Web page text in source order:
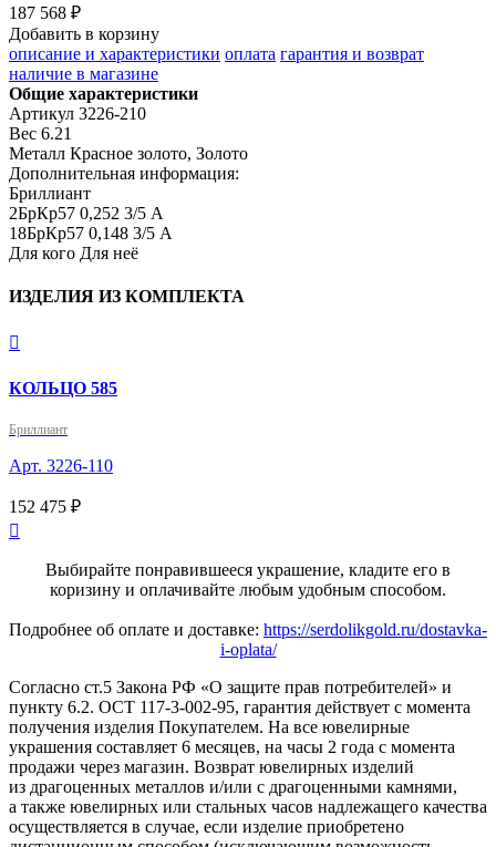
187 568 ₽
Добавить в корзину
описание и характеристики оплата гарантия и возврат
наличие в магазине
Общие характеристики
Артикул 3226-210
Вес 6.21
Металл Красное золото, Золото
Дополнительная информация:
Бриллиант
2БрКр57 0,252 3/5 А
18БрКр57 0,148 3/5 А
Для кого Для неё
ИЗДЕЛИЯ ИЗ КОМПЛЕКТА

КОЛЬЦО 585
Бриллиант
Арт. 3226-110
152 475 ₽

Выбирайте понравившееся украшение, кладите его в
коризину и оплачивайте любым удобным способом.
Подробнее об оплате и доставке: https://serdolikgold.ru/dostavka-
i-oplata/
Согласно ст.5 Закона РФ «О защите прав потребителей» и
пункту 6.2. ОСТ 117-3-002-95, гарантия действует с момента
получения изделия Покупателем. На все ювелирные
украшения составляет 6 месяцев, на часы 2 года с момента
продажи через магазин. Возврат ювелирных изделий
из драгоценных металлов и/или с драгоценными камнями,
а также ювелирных или стальных часов надлежащего качества
осуществляется в случае, если изделие приобретено